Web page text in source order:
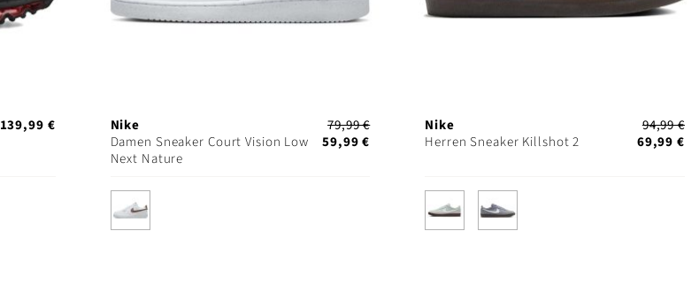
139,99 €
Nike
Damen Sneaker Court Vision Low
Next Nature
79,99 €
59,99 €
Nike
Herren Sneaker Killshot 2
94,99 €
69,99 €